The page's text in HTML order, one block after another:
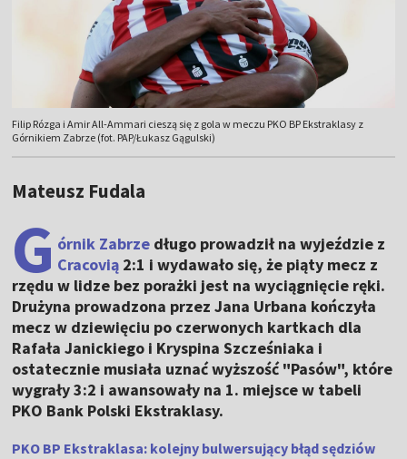
Filip Rózga i Amir All-Ammari cieszą się z gola w meczu PKO BP Ekstraklasy z
Górnikiem Zabrze (fot. PAP/Łukasz Gągulski)
Mateusz Fudala
G órnik Zabrze długo prowadził na wyjeździe z
Cracovią 2:1 i wydawało się, że piąty mecz z
rzędu w lidze bez porażki jest na wyciągnięcie ręki.
Drużyna prowadzona przez Jana Urbana kończyła
mecz w dziewięciu po czerwonych kartkach dla
Rafała Janickiego i Kryspina Szcześniaka i
ostatecznie musiała uznać wyższość "Pasów", które
wygrały 3:2 i awansowały na 1. miejsce w tabeli
PKO Bank Polski Ekstraklasy.
PKO BP Ekstraklasa: kolejny bulwersujący błąd sędziów